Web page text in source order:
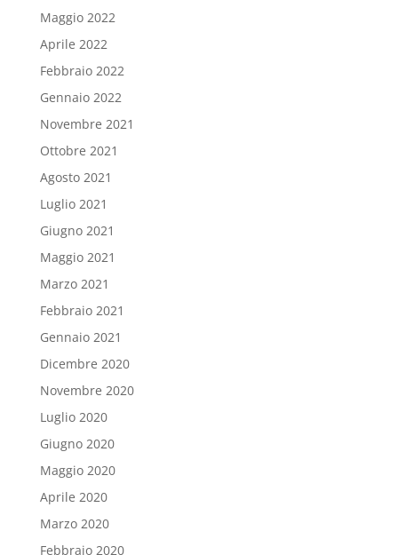
Maggio 2022
Aprile 2022
Febbraio 2022
Gennaio 2022
Novembre 2021
Ottobre 2021
Agosto 2021
Luglio 2021
Giugno 2021
Maggio 2021
Marzo 2021
Febbraio 2021
Gennaio 2021
Dicembre 2020
Novembre 2020
Luglio 2020
Giugno 2020
Maggio 2020
Aprile 2020
Marzo 2020
Febbraio 2020